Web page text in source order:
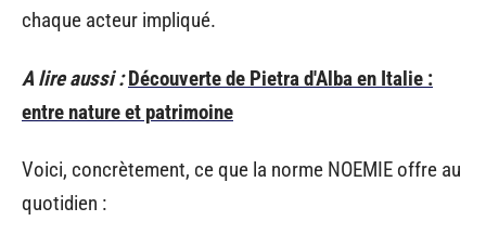
chaque acteur impliqué.
A lire aussi : Découverte de Pietra d'Alba en Italie :
entre nature et patrimoine
Voici, concrètement, ce que la norme NOEMIE offre au
quotidien :